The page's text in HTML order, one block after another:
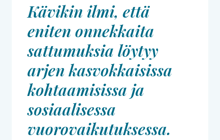
Kävikin ilmi, että
eniten onnekkaita
sattumuksia löytyy
arjen kasvokkaisissa
kohtaamisissa ja
sosiaalisessa
vuorovaikutuksessa.